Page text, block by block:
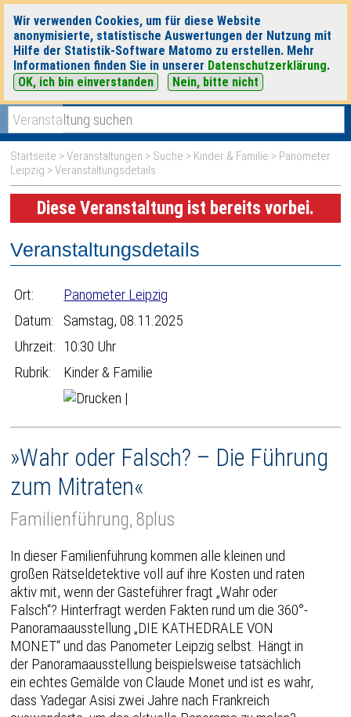
Wir verwenden Cookies, um für diese Website
anonymisierte, statistische Auswertungen der Nutzung mit
Hilfe der Statistik-Software Matomo zu erstellen. Mehr
Informationen finden Sie in unserer Datenschutzerklärung.
OK, ich bin einverstanden
Nein, bitte nicht
heute|morgen|
Startseite >Veranstaltungen > Suche > Kinder & Familie > Panometer
Leipzig > Veranstaltungsdetails
Diese Veranstaltung ist bereits vorbei.
Veranstaltungsdetails
Ort:
Panometer Leipzig
Datum:
Samstag, 08.11.2025
Uhrzeit: 10:30 Uhr
Rubrik:
Kinder & Familie
|
»Wahr oder Falsch? – Die Führung
zum Mitraten«
Familienführung, 8plus
In dieser Familienführung kommen alle kleinen und
großen Rätseldetektive voll auf ihre Kosten und raten
aktiv mit, wenn der Gästeführer fragt „Wahr oder
Falsch“? Hinterfragt werden Fakten rund um die 360°-
Panoramaausstellung „DIE KATHEDRALE VON
MONET“ und das Panometer Leipzig selbst. Hängt in
der Panoramaausstellung beispielsweise tatsächlich
ein echtes Gemälde von Claude Monet und ist es wahr,
dass Yadegar Asisi zwei Jahre nach Frankreich